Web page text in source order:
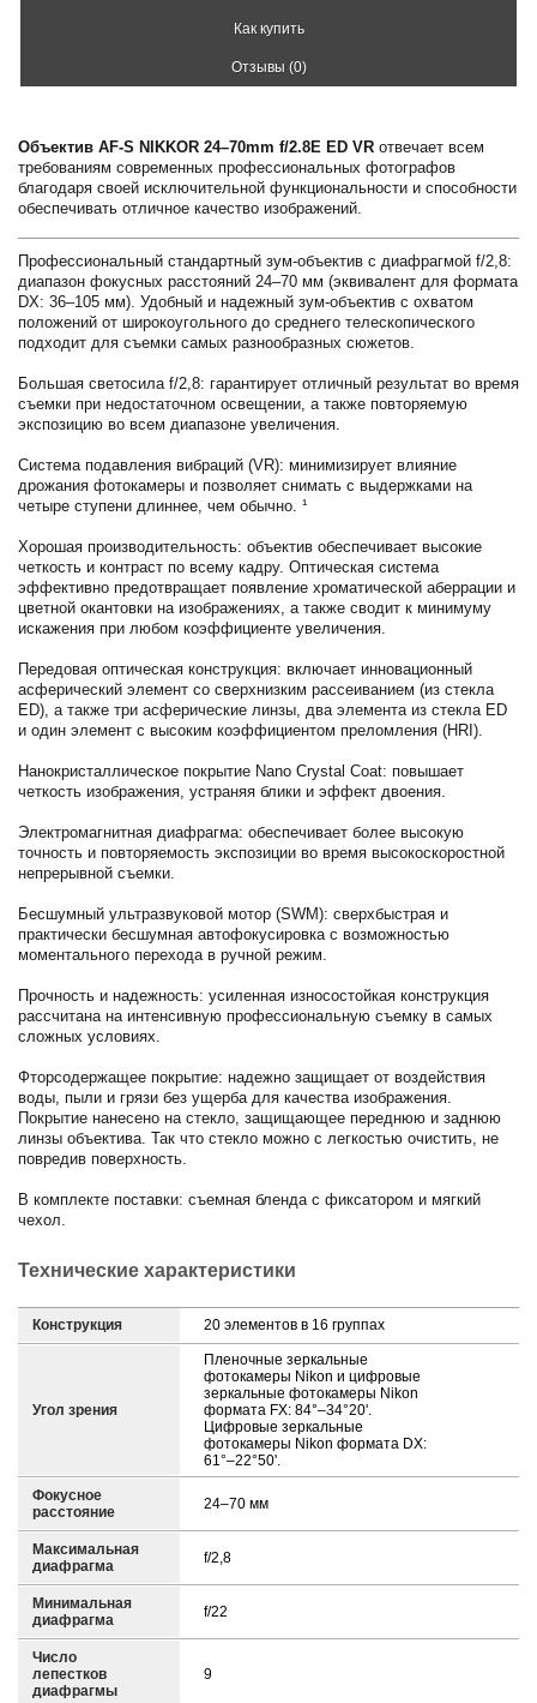
Как купить
Отзывы (0)
Объектив AF-S NIKKOR 24–70mm f/2.8E ED VR отвечает всем
требованиям современных профессиональных фотографов
благодаря своей исключительной функциональности и способности
обеспечивать отличное качество изображений.
Профессиональный стандартный зум-объектив с диафрагмой f/2,8:
диапазон фокусных расстояний 24–70 мм (эквивалент для формата
DX: 36–105 мм). Удобный и надежный зум-объектив с охватом
положений от широкоугольного до среднего телескопического
подходит для съемки самых разнообразных сюжетов.
Большая светосила f/2,8: гарантирует отличный результат во время
съемки при недостаточном освещении, а также повторяемую
экспозицию во всем диапазоне увеличения.
Система подавления вибраций (VR): минимизирует влияние
дрожания фотокамеры и позволяет снимать с выдержками на
четыре ступени длиннее, чем обычно. ¹
Хорошая производительность: объектив обеспечивает высокие
четкость и контраст по всему кадру. Оптическая система
эффективно предотвращает появление хроматической аберрации и
цветной окантовки на изображениях, а также сводит к минимуму
искажения при любом коэффициенте увеличения.
Передовая оптическая конструкция: включает инновационный
асферический элемент со сверхнизким рассеиванием (из стекла
ED), а также три асферические линзы, два элемента из стекла ED
и один элемент с высоким коэффициентом преломления (HRI).
Нанокристаллическое покрытие Nano Crystal Coat: повышает
четкость изображения, устраняя блики и эффект двоения.
Электромагнитная диафрагма: обеспечивает более высокую
точность и повторяемость экспозиции во время высокоскоростной
непрерывной съемки.
Бесшумный ультразвуковой мотор (SWM): сверхбыстрая и
практически бесшумная автофокусировка с возможностью
моментального перехода в ручной режим.
Прочность и надежность: усиленная износостойкая конструкция
рассчитана на интенсивную профессиональную съемку в самых
сложных условиях.
Фторсодержащее покрытие: надежно защищает от воздействия
воды, пыли и грязи без ущерба для качества изображения.
Покрытие нанесено на стекло, защищающее переднюю и заднюю
линзы объектива. Так что стекло можно с легкостью очистить, не
повредив поверхность.
В комплекте поставки: съемная бленда с фиксатором и мягкий
чехол.
Технические характеристики
Конструкция 20 элементов в 16 группах
Угол зрения
Пленочные зеркальные
фотокамеры Nikon и цифровые
зеркальные фотокамеры Nikon
формата FX: 84°–34°20'.
Цифровые зеркальные
фотокамеры Nikon формата DX:
61°–22°50'.
Фокусное
расстояние
24–70 мм
Максимальная
диафрагма
f/2,8
Минимальная
диафрагма
f/22
Число
лепестков
диафрагмы
9